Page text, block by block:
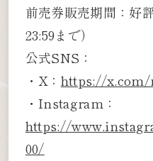
前売券販売期間：好
23:59まで）
公式SNS：
・X： https://x.com/
・Instagram：
https://
00/